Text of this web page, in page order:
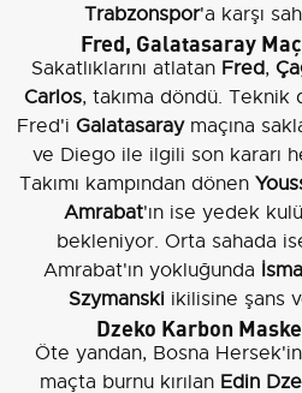
Trabzonspor'a karşı
Fred, Galatasaray
Sakatlıklarını atlatan Fred,
Carlos, takıma döndü. Teknik
Fred'i Galatasaraymaçına
ve Diego ile ilgili son kararı
Takımı kampından dönen
Amrabat'ın ise yedek
bekleniyor. Orta sahada
Amrabat'ın yokluğunda
Szymanski ikilisine şans
Dzeko Karbon
Öte yandan, Bosna
maçta burnu kırılan Edin